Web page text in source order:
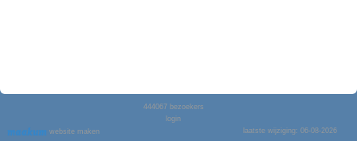
website maken
444067bezoekers
login
laatste wijziging: 06-08-2026